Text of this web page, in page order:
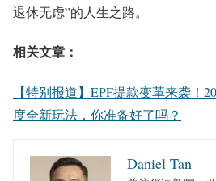
退休无虑”的人生之路。
相关文章：
【特别报道】EPF提款变革来袭！
度全新玩法，你准备好了吗？
Daniel Tan